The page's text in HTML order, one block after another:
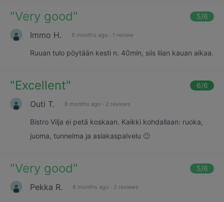
"Very good" 5/6
Immo H. 8 months ago · 1 review
Ruuan tulo pöytään kesti n. 40min, siis liian kauan aikaa.
"Excellent" 6/6
Outi T. 8 months ago · 2 reviews
Bistro Vilja ei petä koskaan. Kaikki kohdallaan: ruoka,
juoma, tunnelma ja asiakaspalvelu 🙂
"Very good" 5/6
Pekka R. 8 months ago · 2 reviews